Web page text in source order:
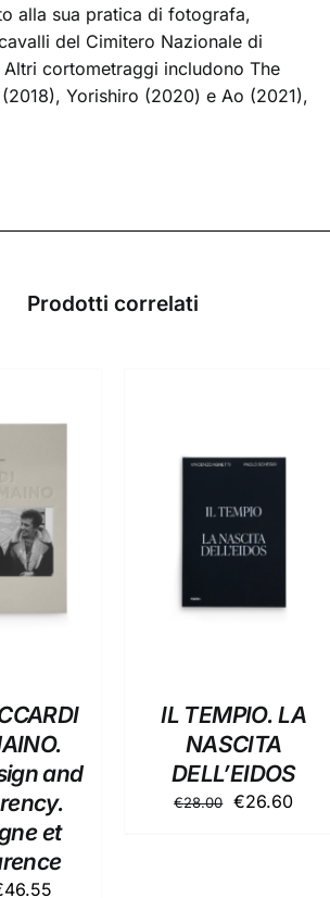
alla sua pratica di fotografa,
del Cimitero Nazionale di
cortometraggi includono The
Yorishiro (2020) e Ao (2021),
Prodotti correlati
AL
/
and
et
46.55Il
AGGIUNGI AL
DETTAGLI
IL TEMPIO. LA
NASCITA
DELL’EIDOS
€28.00
Il
€26.60Il